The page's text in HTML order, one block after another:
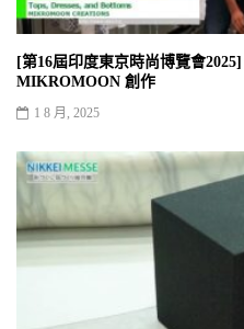
[第16屆印度東京時尚博覽會
MIKROMOON 創作
1 8 月, 2025